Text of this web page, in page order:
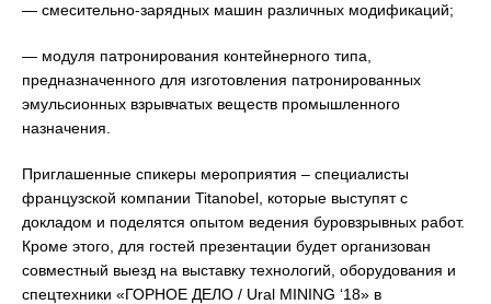
— смесительно-зарядных машин различных модификаций;
— модуля патронирования контейнерного типа,
предназначенного для изготовления патронированных
эмульсионных взрывчатых веществ промышленного
назначения.
Приглашенные спикеры мероприятия – специалисты
французской компании Titanobel, которые выступят с
докладом и поделятся опытом ведения буровзрывных работ.
Кроме этого, для гостей презентации будет организован
совместный выезд на выставку технологий, оборудования и
спецтехники «ГОРНОЕ ДЕЛО / Ural MINING ‘18» в